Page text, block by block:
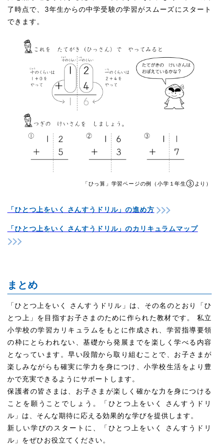
了時点で、3年生からの中学受験の学習がスムーズにスタート
できます。
「ひっ算」学習ページの例（小学１年生③より）
「ひとつ上をいく さんすうドリル」の進め方
「ひとつ上をいく さんすうドリル」のカリキュラムマップ
まとめ
「ひとつ上をいく さんすうドリル」は、その名のとおり「ひ
とつ上」を目指すお子さまのために作られた教材です。 私立
小学校の学習カリキュラムをもとに作成され、学習指導要領
の枠にとらわれない、基礎から発展までを楽しく学べる内容
となっています。早い段階から取り組むことで、お子さまが
楽しみながらも確実に学力を身につけ、小学校生活をより豊
かで充実できるようにサポートします。
保護者の皆さまは、お子さまが楽しく確かな力を身につける
ことを願うことでしょう。「ひとつ上をいく さんすうドリ
ル」は、そんな期待に応える効果的な学びを提供します。
新しい学びのスタートに、「ひとつ上をいく さんすうドリ
ル」をぜひお役立てください。